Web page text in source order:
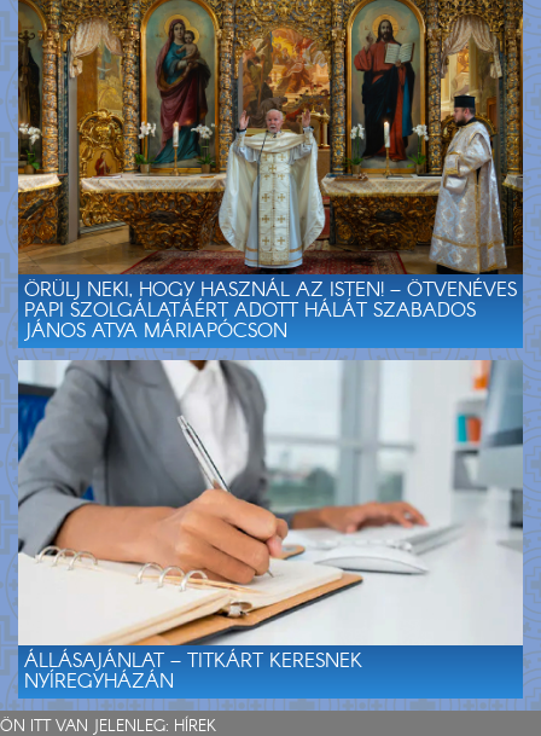
ÖRÜLJ NEKI, HOGY HASZNÁL AZ ISTEN! – ÖTVENÉVES
PAPI SZOLGÁLATÁÉRT ADOTT HÁLÁT SZABADOS
JÁNOS ATYA MÁRIAPÓCSON
ÁLLÁSAJÁNLAT – TITKÁRT KERESNEK
NYÍREGYHÁZÁN
ÖN ITT VAN JELENLEG: HÍREK